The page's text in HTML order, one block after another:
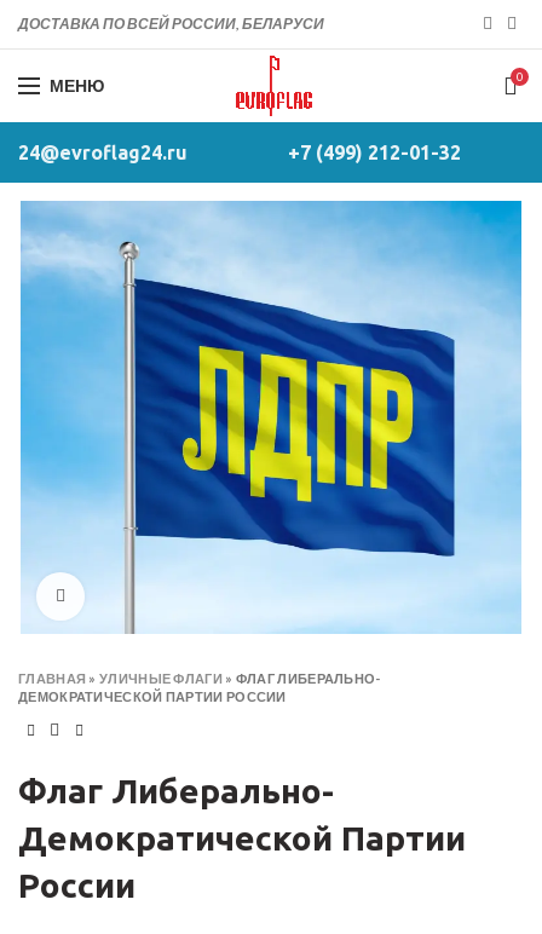
ДОСТАВКА ПО ВСЕЙ РОССИИ, БЕЛАРУСИ
МЕНЮ 0
24@evroflag24.ru +7 (499) 212-01-32
ГЛАВНАЯ »УЛИЧНЫЕ ФЛАГИ » ФЛАГ ЛИБЕРАЛЬНО-
ДЕМОКРАТИЧЕСКОЙ ПАРТИИ РОССИИ
Флаг Либерально-
Демократической Партии
России